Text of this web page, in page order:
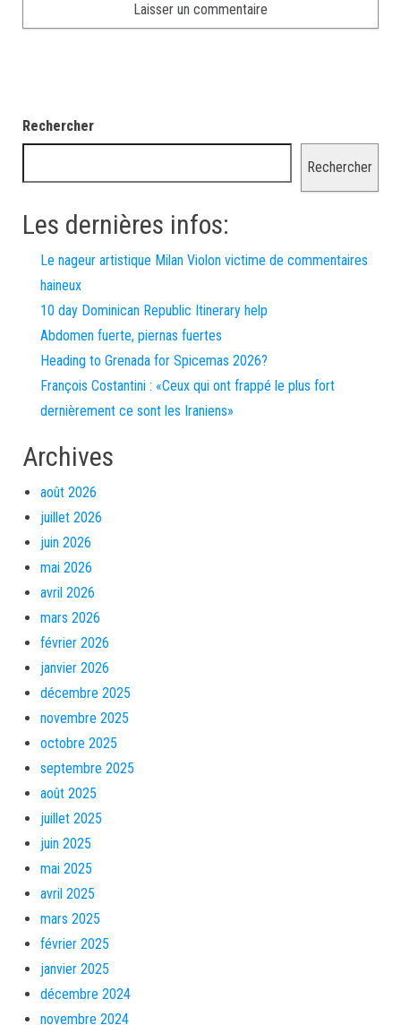
Rechercher
Rechercher
Les dernières infos:
Le nageur artistique Milan Violon victime de commentaires
haineux
10 day Dominican Republic Itinerary help
Abdomen fuerte, piernas fuertes
Heading to Grenada for Spicemas 2026?
François Costantini : «Ceux qui ont frappé le plus fort
dernièrement ce sont les Iraniens»
Archives
août 2026
juillet 2026
juin 2026
mai 2026
avril 2026
mars 2026
février 2026
janvier 2026
décembre 2025
novembre 2025
octobre 2025
septembre 2025
août 2025
juillet 2025
juin 2025
mai 2025
avril 2025
mars 2025
février 2025
janvier 2025
décembre 2024
novembre 2024